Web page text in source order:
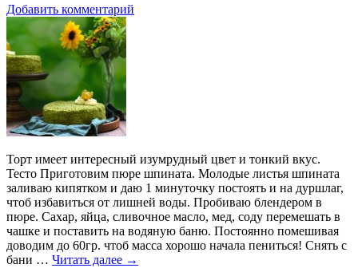
Добавить комментарий
Торт имеет интересный изумрудный цвет и тонкий вкус.
Тесто Приготовим пюре шпината. Молодые листья шпината
заливаю кипятком и даю 1 минуточку постоять и на дуршлаг,
чтоб избавиться от лишней воды. Пробиваю блендером в
пюре. Сахар, яйца, сливочное масло, мед, соду перемешать в
чашке и поставить на водяную баню. Постоянно помешивая
доводим до 60гр. чтоб масса хорошо начала пениться! Снять с
бани … Читать далее →